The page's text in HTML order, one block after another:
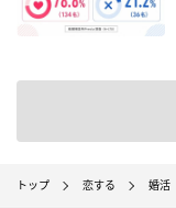
トップ 恋する 婚活